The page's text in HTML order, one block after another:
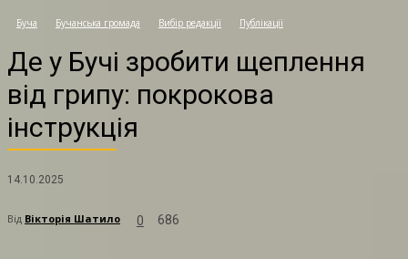
Буча Бучанська громада Вибір редакції Публікації
Де у Бучі зробити щеплення
від грипу: покрокова
інструкція
14.10.2025
Від Вікторія Шатило 0 686